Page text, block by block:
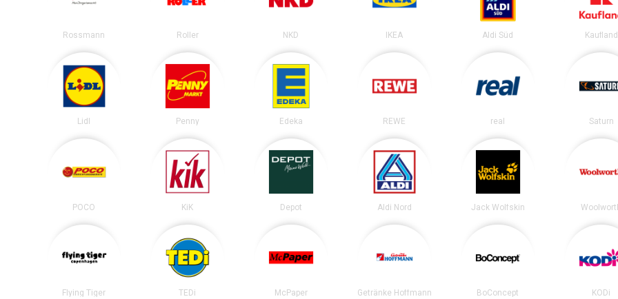
Rossmann Roller NKD IKEA Aldi Süd Kaufland
Lidl Penny Edeka REWE real Saturn
POCO KiK Depot Aldi Nord Jack Wolfskin
Flying Tiger TEDi McPaper Getränke Hoffmann BoConcept KODi